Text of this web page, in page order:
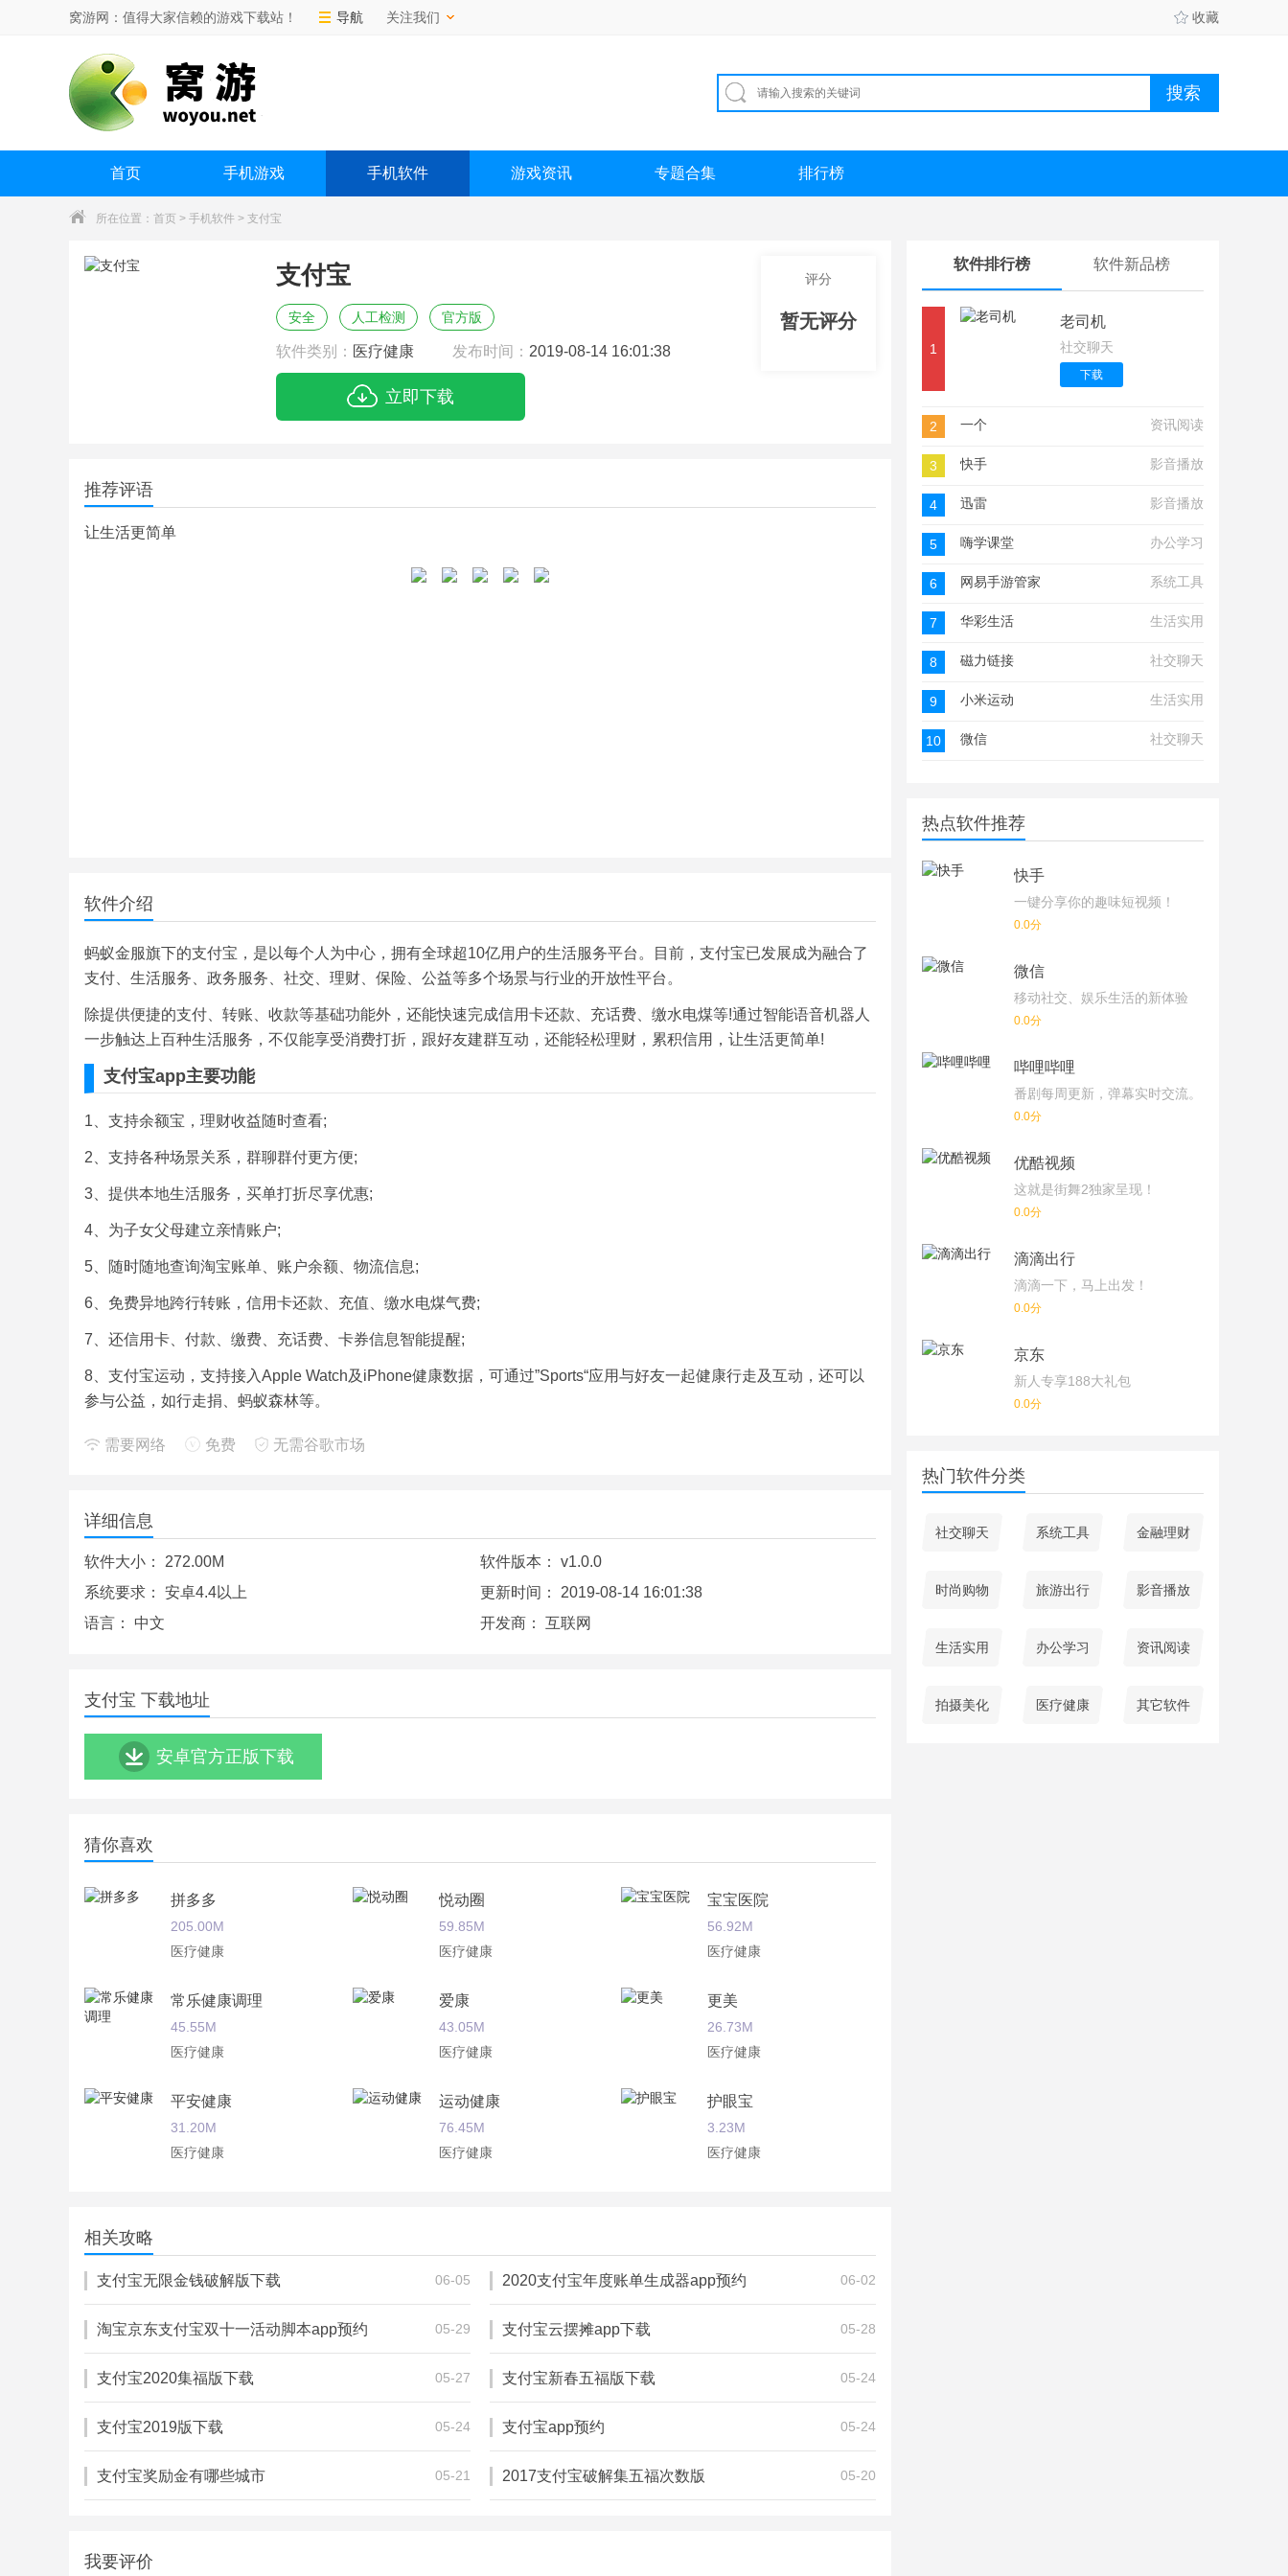
窝游网：值得大家信赖的游戏下载站！ 导航 关注我们 收藏
首页 手机游戏 手机软件 游戏资讯 专题合集 排行榜
所在位置： 首页 > 手机软件 > 支付宝
支付宝
安全 人工检测 官方版
软件类别： 医疗健康 发布时间： 2019-08-14 16:01:38
立即下载
评分
暂无评分
推荐评语
让生活更简单
软件介绍
蚂蚁金服旗下的支付宝，是以每个人为中心，拥有全球超10亿用户的生活服务平台。目前，支付宝已发展成为融合了
支付、生活服务、政务服务、社交、理财、保险、公益等多个场景与行业的开放性平台。
除提供便捷的支付、转账、收款等基础功能外，还能快速完成信用卡还款、充话费、缴水电煤等!通过智能语音机器人
一步触达上百种生活服务，不仅能享受消费打折，跟好友建群互动，还能轻松理财，累积信用，让生活更简单!
支付宝app主要功能
1、支持余额宝，理财收益随时查看;
2、支持各种场景关系，群聊群付更方便;
3、提供本地生活服务，买单打折尽享优惠;
4、为子女父母建立亲情账户;
5、随时随地查询淘宝账单、账户余额、物流信息;
6、免费异地跨行转账，信用卡还款、充值、缴水电煤气费;
7、还信用卡、付款、缴费、充话费、卡券信息智能提醒;
8、支付宝运动，支持接入Apple Watch及iPhone健康数据，可通过”Sports“应用与好友一起健康行走及互动，还可以
参与公益，如行走捐、蚂蚁森林等。
需要网络 免费 无需谷歌市场
详细信息
软件大小： 272.00M 软件版本： v1.0.0
系统要求： 安卓4.4以上 更新时间： 2019-08-14 16:01:38
语言： 中文 开发商： 互联网
支付宝 下载地址
安卓官方正版下载
猜你喜欢
拼多多
205.00M
医疗健康
悦动圈
59.85M
医疗健康
宝宝医院
56.92M
医疗健康
常乐健康调理
45.55M
医疗健康
爱康
43.05M
医疗健康
更美
26.73M
医疗健康
平安健康
31.20M
医疗健康
运动健康
76.45M
医疗健康
护眼宝
3.23M
医疗健康
医疗健康
医疗健康
医疗健康
相关攻略
支付宝无限金钱破解版下载 06-05 2020支付宝年度账单生成器app预约 06-02
淘宝京东支付宝双十一活动脚本app预约 05-29 支付宝云摆摊app下载 05-28
支付宝2020集福版下载 05-27 支付宝新春五福版下载 05-24
支付宝2019版下载 05-24 支付宝app预约 05-24
支付宝奖励金有哪些城市 05-21 2017支付宝破解集五福次数版 05-20
我要评价
软件排行榜 软件新品榜
1
老司机
社交聊天
下载
2 一个 资讯阅读
3 快手 影音播放
4 迅雷 影音播放
5 嗨学课堂 办公学习
6 网易手游管家 系统工具
7 华彩生活 生活实用
8 磁力链接 社交聊天
9 小米运动 生活实用
10 微信 社交聊天
热点软件推荐
快手
一键分享你的趣味短视频！
0.0分
微信
移动社交、娱乐生活的新体验
0.0分
哔哩哔哩
番剧每周更新，弹幕实时交流。
0.0分
优酷视频
这就是街舞2独家呈现！
0.0分
滴滴出行
滴滴一下，马上出发！
0.0分
京东
新人专享188大礼包
0.0分
热门软件分类
社交聊天 系统工具 金融理财
时尚购物 旅游出行 影音播放
生活实用 办公学习 资讯阅读
拍摄美化 医疗健康 其它软件